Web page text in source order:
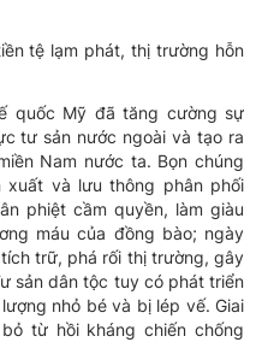
tệ lạm phát, thị trường hỗn
quốc Mỹ đã tăng cường sự
tư sản nước ngoài và tạo ra
Nam nước ta. Bọn chúng
và lưu thông phân phối
phiệt cầm quyền, làm giàu
máu của đồng bào; ngày
trữ, phá rối thị trường, gây
sản dân tộc tuy có phát triển
nhỏ bé và bị lép vế. Giai
từ hồi kháng chiến chống